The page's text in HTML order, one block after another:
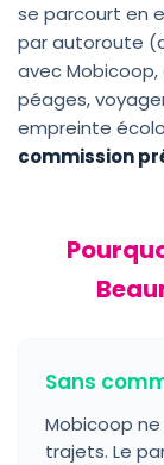
se parcourt en
par autoroute
avec
péages,
empreinte
commission
Sans
Mobicoop
trajets. Le